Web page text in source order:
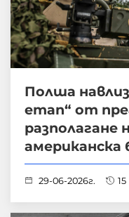
Полша
етап“ от
разполагане
американска
29-06-2026г. 15